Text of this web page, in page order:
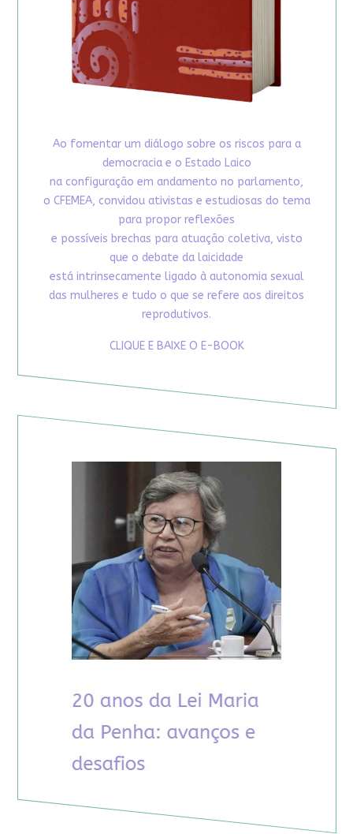
Ao fomentar um diálogo sobre os riscos para a
democracia e o Estado Laico
na configuração em andamento no parlamento,
o CFEMEA, convidou ativistas e estudiosas do tema
para propor reflexões
e possíveis brechas para atuação coletiva, visto
que o debate da laicidade
está intrinsecamente ligado à autonomia sexual
das mulheres e tudo o que se refere aos direitos
reprodutivos.
CLIQUE E BAIXE O E-BOOK